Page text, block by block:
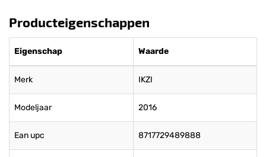
Producteigenschappen
Eigenschap Waarde
Merk IKZI
Modeljaar 2016
Ean upc 8717729489888